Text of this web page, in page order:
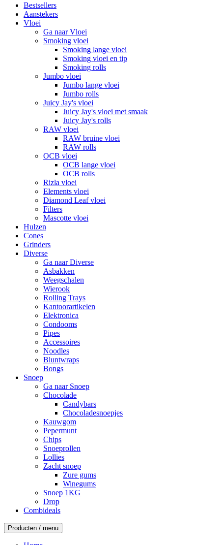
Bestsellers
Aanstekers
Vloei
Ga naar Vloei
Smoking vloei
Smoking lange vloei
Smoking vloei en tip
Smoking rolls
Jumbo vloei
Jumbo lange vloei
Jumbo rolls
Juicy Jay's vloei
Juicy Jay's vloei met smaak
Juicy Jay's rolls
RAW vloei
RAW bruine vloei
RAW rolls
OCB vloei
OCB lange vloei
OCB rolls
Rizla vloei
Elements vloei
Diamond Leaf vloei
Filters
Mascotte vloei
Hulzen
Cones
Grinders
Diverse
Ga naar Diverse
Asbakken
Weegschalen
Wierook
Rolling Trays
Kantoorartikelen
Elektronica
Condooms
Pipes
Accessoires
Noodles
Bluntwraps
Bongs
Snoep
Ga naar Snoep
Chocolade
Candybars
Chocoladesnoepjes
Kauwgom
Pepermunt
Chips
Snoeprollen
Lollies
Zacht snoep
Zure gums
Winegums
Snoep 1KG
Drop
Combideals
Producten / menu